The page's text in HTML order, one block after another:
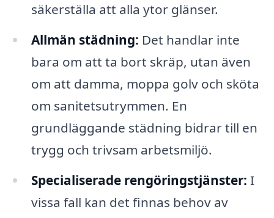
säkerställa att alla ytor glänser.
Allmän städning: Det handlar inte
bara om att ta bort skräp, utan även
om att damma, moppa golv och sköta
om sanitetsutrymmen. En
grundläggande städning bidrar till en
trygg och trivsam arbetsmiljö.
Specialiserade rengöringstjänster: I
vissa fall kan det finnas behov av